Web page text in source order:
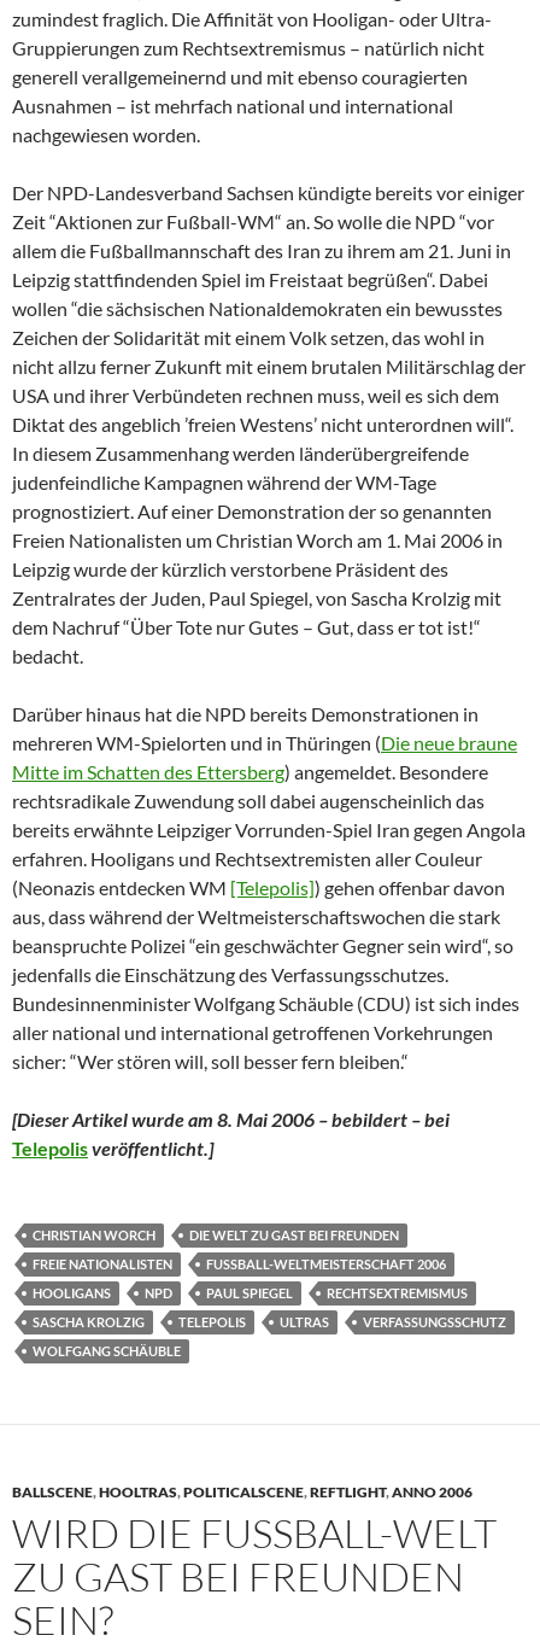
zumindest fraglich. Die Affinität von Hooligan- oder Ultra-
Gruppierungen zum Rechtsextremismus – natürlich nicht
generell verallgemeinernd und mit ebenso couragierten
Ausnahmen – ist mehrfach national und international
nachgewiesen worden.
Der NPD-Landesverband Sachsen kündigte bereits vor einiger
Zeit “Aktionen zur Fußball-WM“ an. So wolle die NPD “vor
allem die Fußballmannschaft des Iran zu ihrem am 21. Juni in
Leipzig stattfindenden Spiel im Freistaat begrüßen“. Dabei
wollen “die sächsischen Nationaldemokraten ein bewusstes
Zeichen der Solidarität mit einem Volk setzen, das wohl in
nicht allzu ferner Zukunft mit einem brutalen Militärschlag der
USA und ihrer Verbündeten rechnen muss, weil es sich dem
Diktat des angeblich ’freien Westens’ nicht unterordnen will“.
In diesem Zusammenhang werden länderübergreifende
judenfeindliche Kampagnen während der WM-Tage
prognostiziert. Auf einer Demonstration der so genannten
Freien Nationalisten um Christian Worch am 1. Mai 2006 in
Leipzig wurde der kürzlich verstorbene Präsident des
Zentralrates der Juden, Paul Spiegel, von Sascha Krolzig mit
dem Nachruf “Über Tote nur Gutes – Gut, dass er tot ist!“
bedacht.
Darüber hinaus hat die NPD bereits Demonstrationen in
mehreren WM-Spielorten und in Thüringen (Die neue braune
Mitte im Schatten des Ettersberg) angemeldet. Besondere
rechtsradikale Zuwendung soll dabei augenscheinlich das
bereits erwähnte Leipziger Vorrunden-Spiel Iran gegen Angola
erfahren. Hooligans und Rechtsextremisten aller Couleur
(Neonazis entdecken WM [Telepolis]) gehen offenbar davon
aus, dass während der Weltmeisterschaftswochen die stark
beanspruchte Polizei “ein geschwächter Gegner sein wird“, so
jedenfalls die Einschätzung des Verfassungsschutzes.
Bundesinnenminister Wolfgang Schäuble (CDU) ist sich indes
aller national und international getroffenen Vorkehrungen
sicher: “Wer stören will, soll besser fern bleiben.“
[Dieser Artikel wurde am 8. Mai 2006 – bebildert – bei
Telepolisveröffentlicht.]
CHRISTIAN WORCH
DIE WELT ZU GAST BEI FREUNDEN
FREIE NATIONALISTEN
FUSSBALL-WELTMEISTERSCHAFT 2006
HOOLIGANS
NPD PAUL SPIEGEL
RECHTSEXTREMISMUS
SASCHA KROLZIG
TELEPOLIS ULTRAS
VERFASSUNGSSCHUTZ
WOLFGANG SCHÄUBLE
BALLSCENE,HOOLTRAS,POLITICALSCENE,REFTLIGHT,ANNO 2006
WIRD DIE FUSSBALL-WELT Z
U GAST BEI FREUNDEN S
EIN?